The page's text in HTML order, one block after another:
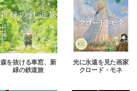
森を抜ける車窓、新
緑の鉄道旅
光に永遠を見た画家
クロード・モネ